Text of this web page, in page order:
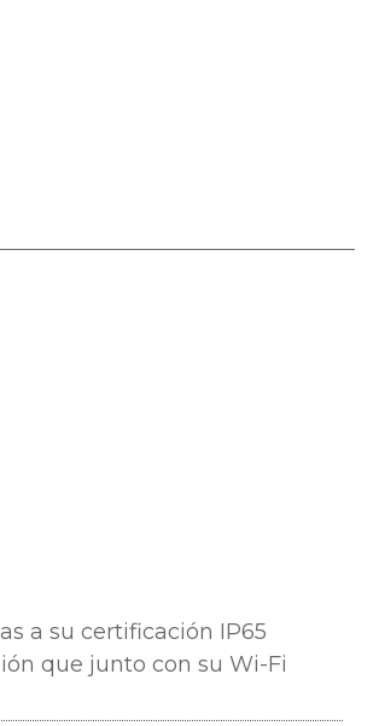
a su certificación IP65
que junto con su Wi-Fi